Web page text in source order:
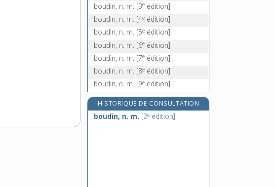
boudin, n. m. [3e édition]
boudin, n. m. [4e édition]
boudin, n. m. [5e édition]
boudin, n. m. [6e édition]
boudin, n. m. [7e édition]
boudin, n. m. [8e édition]
boudin, n. m. [9e édition]
HISTORIQUE DE CONSULTATION
boudin, n. m. [2e édition]